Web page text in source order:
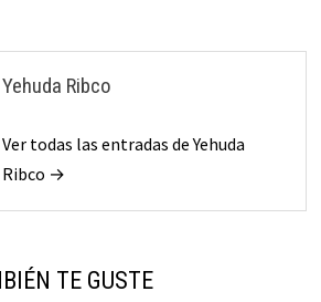
Yehuda Ribco
Ver todas las entradas de Yehuda
Ribco →
TE GUSTE